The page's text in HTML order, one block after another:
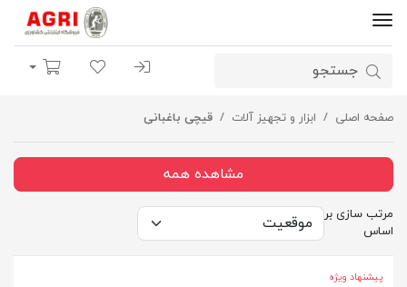
ورود | ثبت نام
لیست مورد علاقه
سبد خرید
صفحه اصلی ابزار و تجهیز آلات قیچی باغبانی
مشاهده همه
مرتب سازی بر
اساس
پیشنهاد ویژه